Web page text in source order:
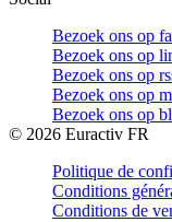
Bezoek ons op
Bezoek ons op
Bezoek ons op
Bezoek ons op
Bezoek ons op
© 2026 Euractiv FR
Politique de
Conditions
Conditions de